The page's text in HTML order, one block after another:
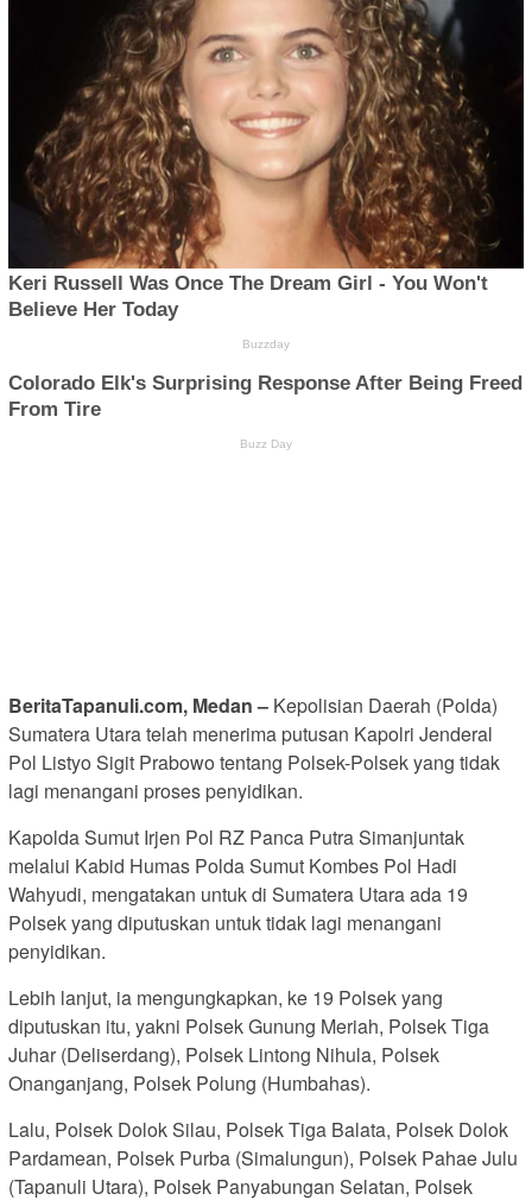
BeritaTapanuli.com, Medan – Kepolisian Daerah (Polda)
Sumatera Utara telah menerima putusan Kapolri Jenderal
Pol Listyo Sigit Prabowo tentang Polsek-Polsek yang tidak
lagi menangani proses penyidikan.
Kapolda Sumut Irjen Pol RZ Panca Putra Simanjuntak
melalui Kabid Humas Polda Sumut Kombes Pol Hadi
Wahyudi, mengatakan untuk di Sumatera Utara ada 19
Polsek yang diputuskan untuk tidak lagi menangani
penyidikan.
Lebih lanjut, ia mengungkapkan, ke 19 Polsek yang
diputuskan itu, yakni Polsek Gunung Meriah, Polsek Tiga
Juhar (Deliserdang), Polsek Lintong Nihula, Polsek
Onanganjang, Polsek Polung (Humbahas).
Lalu, Polsek Dolok Silau, Polsek Tiga Balata, Polsek Dolok
Pardamean, Polsek Purba (Simalungun), Polsek Pahae Julu
(Tapanuli Utara), Polsek Panyabungan Selatan, Polsek